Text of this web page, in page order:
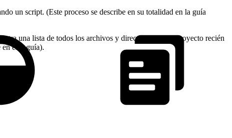
un script. (Este proceso se describe en su totalidad en la guía
una lista de todos los archivos y directorios de un proyecto recién
esta guía).